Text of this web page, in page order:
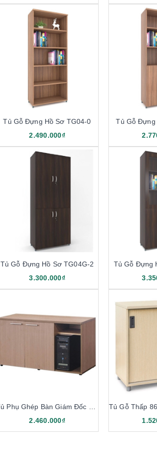
Tủ Gỗ Đựng Hồ Sơ TG04-0
2.490.000₫
Tủ Gỗ Đựng
Tủ Gỗ Đựng Hồ Sơ TG04G-2
3.300.000₫
Tủ Gỗ Đựng
2.460.000₫